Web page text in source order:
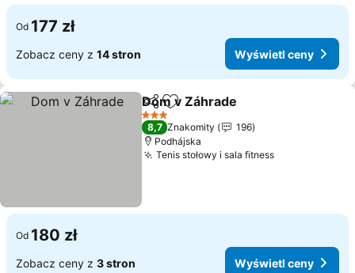
Od 177 zł
Zobacz ceny z 14 stron Wyświetl ceny
Udostępnij
Dodaj do ulubionych
Dom v Záhrade
3 Kategoria
8,7 Znakomity
196
Podhájska
Tenis stołowy i sala fitness
Od 180 zł
Zobacz ceny z 3 stron Wyświetl ceny